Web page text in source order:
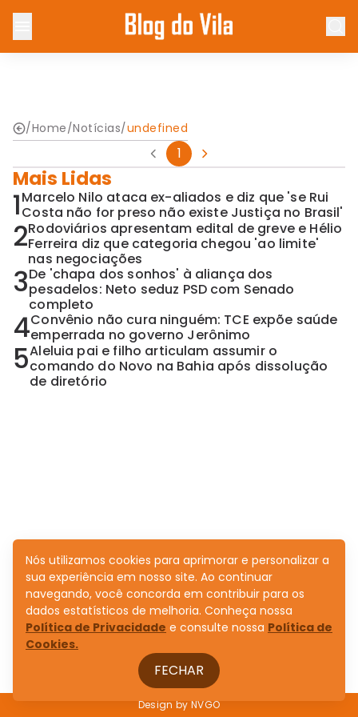
/Home/Notícias/undefined
1
Mais Lidas
1Marcelo Nilo ataca ex-aliados e diz que 'se Rui
Costa não for preso não existe Justiça no Brasil'
2Rodoviários apresentam edital de greve e Hélio
Ferreira diz que categoria chegou 'ao limite'
nas negociações
3De 'chapa dos sonhos' à aliança dos
pesadelos: Neto seduz PSD com Senado
completo
4Convênio não cura ninguém: TCE expõe saúde
emperrada no governo Jerônimo
5Aleluia pai e filho articulam assumir o
comando do Novo na Bahia após dissolução
de diretório
Design byNVGO
Nós utilizamos cookies para aprimorar e personalizar a
sua experiência em nosso site. Ao continuar
navegando, você concorda em contribuir para os
dados estatísticos de melhoria. Conheça nossa
Política de Privacidade e consulte nossa Política de
Cookies.
FECHAR